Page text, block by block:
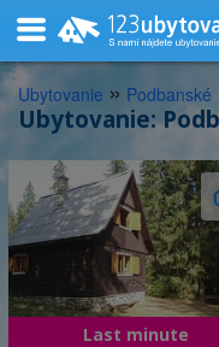
Ubytovanie » Podbanské
Ubytovanie:
Last minute